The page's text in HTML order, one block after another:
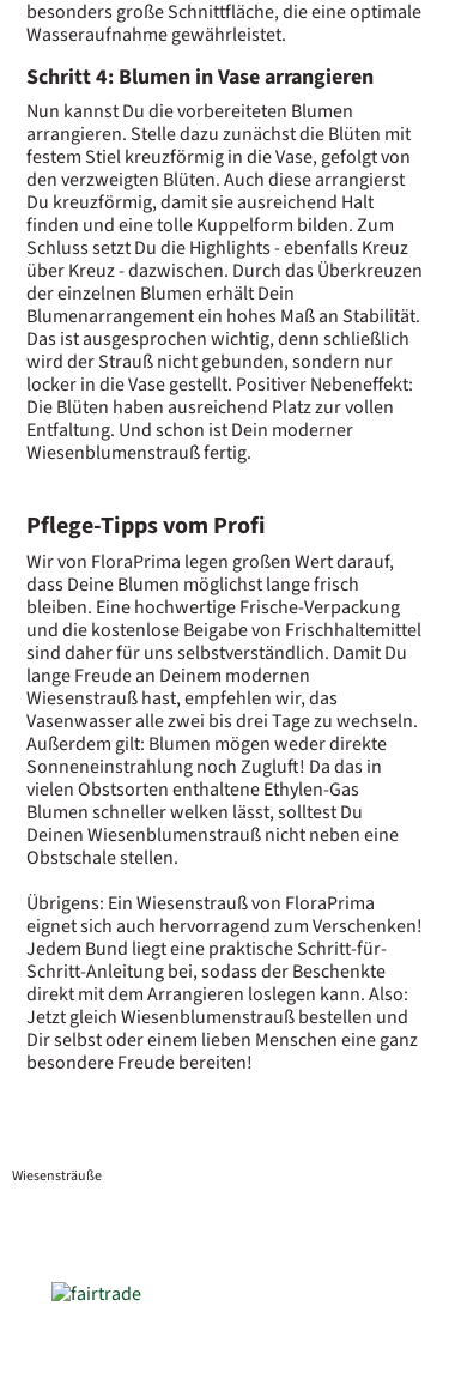
besonders große Schnittfläche, die eine optimale
Wasseraufnahme gewährleistet.
Schritt 4: Blumen in Vase arrangieren
Nun kannst Du die vorbereiteten Blumen
arrangieren. Stelle dazu zunächst die Blüten mit
festem Stiel kreuzförmig in die Vase, gefolgt von
den verzweigten Blüten. Auch diese arrangierst
Du kreuzförmig, damit sie ausreichend Halt
finden und eine tolle Kuppelform bilden. Zum
Schluss setzt Du die Highlights - ebenfalls Kreuz
über Kreuz - dazwischen. Durch das Überkreuzen
der einzelnen Blumen erhält Dein
Blumenarrangement ein hohes Maß an Stabilität.
Das ist ausgesprochen wichtig, denn schließlich
wird der Strauß nicht gebunden, sondern nur
locker in die Vase gestellt. Positiver Nebeneffekt:
Die Blüten haben ausreichend Platz zur vollen
Entfaltung. Und schon ist Dein moderner
Wiesenblumenstrauß fertig.
Pflege-Tipps vom Profi
Wir von FloraPrima legen großen Wert darauf,
dass Deine Blumen möglichst lange frisch
bleiben. Eine hochwertige Frische-Verpackung
und die kostenlose Beigabe von Frischhaltemittel
sind daher für uns selbstverständlich. Damit Du
lange Freude an Deinem modernen
Wiesenstrauß hast, empfehlen wir, das
Vasenwasser alle zwei bis drei Tage zu wechseln.
Außerdem gilt: Blumen mögen weder direkte
Sonneneinstrahlung noch Zugluft! Da das in
vielen Obstsorten enthaltene Ethylen-Gas
Blumen schneller welken lässt, solltest Du
Deinen Wiesenblumenstrauß nicht neben eine
Obstschale stellen.
Übrigens: Ein Wiesenstrauß von FloraPrima
eignet sich auch hervorragend zum Verschenken!
Jedem Bund liegt eine praktische Schritt-für-
Schritt-Anleitung bei, sodass der Beschenkte
direkt mit dem Arrangieren loslegen kann. Also:
Jetzt gleich Wiesenblumenstrauß bestellen und
Dir selbst oder einem lieben Menschen eine ganz
besondere Freude bereiten!
Wiesensträuße